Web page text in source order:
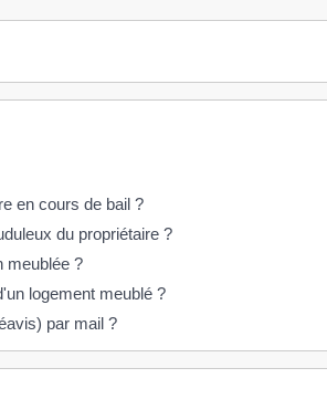
en cours de bail ?
du propriétaire ?
meublée ?
logement meublé ?
par mail ?